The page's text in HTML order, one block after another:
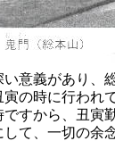
意義があり、
の時に行われ
すから、丑寅
て、一切の余